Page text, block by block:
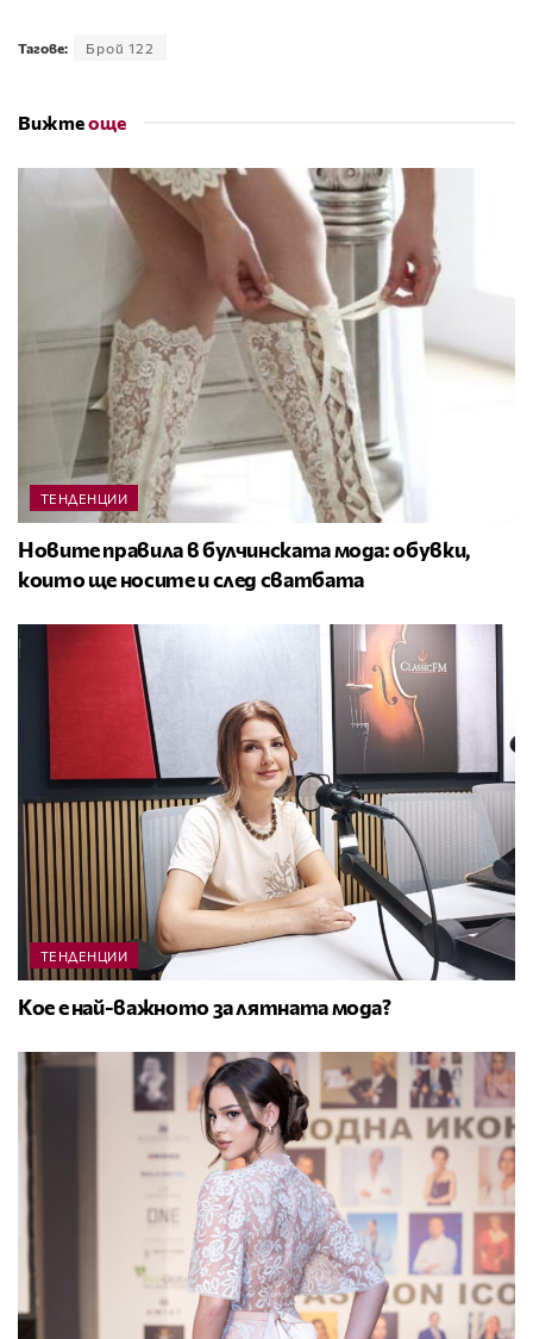
Тагове: Брой 122
Вижтеоще
ТЕНДЕНЦИИ
Новите правила в булчинската мода: обувки,
които ще носите и след сватбата
ТЕНДЕНЦИИ
Кое е най-важното за лятната мода?